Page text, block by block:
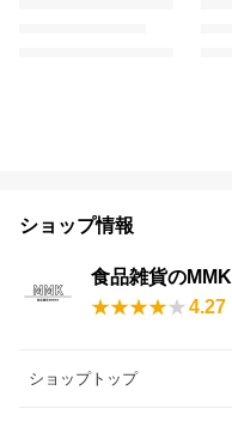
ショップ情報
食品雑貨のMMK
4.27
ショップトップ